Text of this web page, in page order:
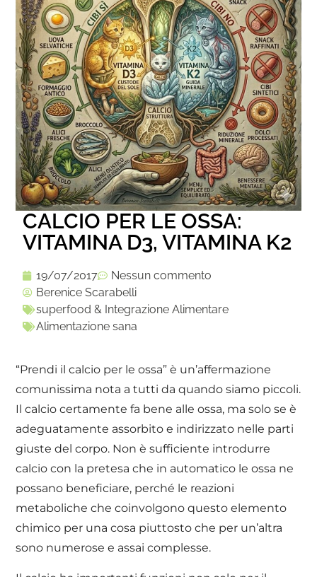
CALCIO PER LE OSSA:
VITAMINA D3, VITAMINA K2
19/07/2017
Nessun commento
Berenice Scarabelli
superfood & Integrazione Alimentare
Alimentazione sana
“Prendi il calcio per le ossa” è un’affermazione
comunissima nota a tutti da quando siamo piccoli.
Il calcio certamente fa bene alle ossa, ma solo se è
adeguatamente assorbito e indirizzato nelle parti
giuste del corpo. Non è sufficiente introdurre
calcio con la pretesa che in automatico le ossa ne
possano beneficiare, perché le reazioni
metaboliche che coinvolgono questo elemento
chimico per una cosa piuttosto che per un’altra
sono numerose e assai complesse.